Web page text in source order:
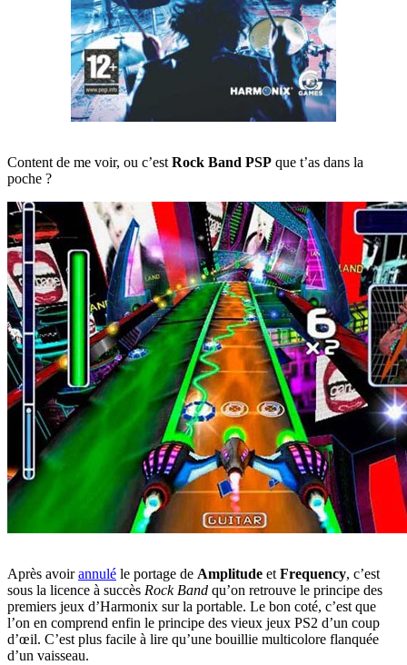
Content de me voir, ou c’est Rock Band PSP que t’as dans la
poche ?
Après avoirannulé le portage de Amplitude et Frequency, c’est
sous la licence à succès Rock Band qu’on retrouve le principe des
premiers jeux d’Harmonix sur la portable. Le bon coté, c’est que
l’on en comprend enfin le principe des vieux jeux PS2 d’un coup
d’œil. C’est plus facile à lire qu’une bouillie multicolore flanquée
d’un vaisseau.